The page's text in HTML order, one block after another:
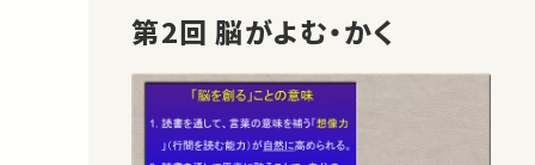
第2回 脳がよむ・かく